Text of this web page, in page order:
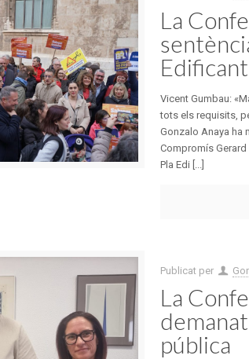
La
Vicent Gumbau:
tots els requisits,
Gonzalo Anaya ha
Compromís
Pla Edi [...]
Publicat per
La
pública